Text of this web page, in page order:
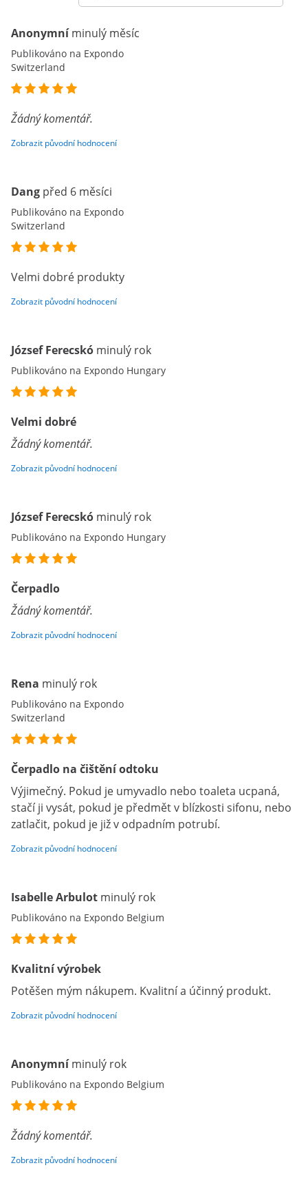
Anonymní minulý měsíc
Publikováno na Expondo
Switzerland
Žádný komentář.
Zobrazit původní hodnocení
Dang před 6 měsíci
Publikováno na Expondo
Switzerland
Velmi dobré produkty
Zobrazit původní hodnocení
József Ferecskó minulý rok
Publikováno na Expondo Hungary
Velmi dobré
Žádný komentář.
Zobrazit původní hodnocení
József Ferecskó minulý rok
Publikováno na Expondo Hungary
Čerpadlo
Žádný komentář.
Zobrazit původní hodnocení
Rena minulý rok
Publikováno na Expondo
Switzerland
Čerpadlo na čištění odtoku
Výjimečný. Pokud je umyvadlo nebo toaleta ucpaná,
stačí ji vysát, pokud je předmět v blízkosti sifonu, nebo
zatlačit, pokud je již v odpadním potrubí.
Zobrazit původní hodnocení
Isabelle Arbulot minulý rok
Publikováno na Expondo Belgium
Kvalitní výrobek
Potěšen mým nákupem. Kvalitní a účinný produkt.
Zobrazit původní hodnocení
Anonymní minulý rok
Publikováno na Expondo Belgium
Žádný komentář.
Zobrazit původní hodnocení